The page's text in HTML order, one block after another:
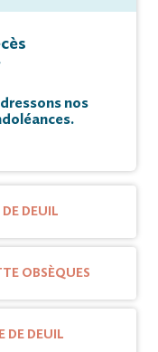
nos
DE DEUIL
OBSÈQUES
DE DEUIL